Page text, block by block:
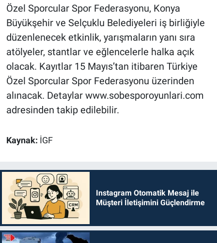
Özel Sporcular Spor Federasyonu, Konya
Büyükşehir ve Selçuklu Belediyeleri iş birliğiyle
düzenlenecek etkinlik, yarışmaların yanı sıra
atölyeler, stantlar ve eğlencelerle halka açık
olacak. Kayıtlar 15 Mayıs’tan itibaren Türkiye
Özel Sporcular Spor Federasyonu üzerinden
alınacak. Detaylar www.sobesporoyunlari.com
adresinden takip edilebilir.
Kaynak: İGF
Instagram Otomatik Mesaj ile
Müşteri İletişimini Güçlendirme